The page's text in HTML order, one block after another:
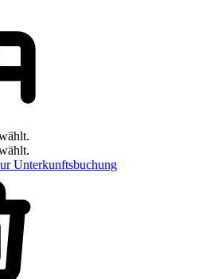
Unterkunftsbuchung